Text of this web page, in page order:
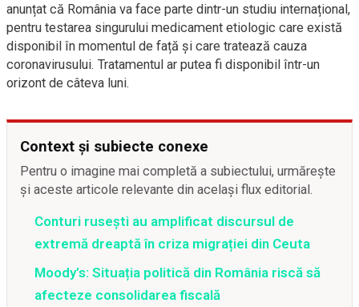
anunțat că România va face parte dintr-un studiu internațional,
pentru testarea singurului medicament etiologic care există
disponibil în momentul de față și care tratează cauza
coronavirusului. Tratamentul ar putea fi disponibil într-un
orizont de câteva luni.
Context și subiecte conexe
Pentru o imagine mai completă a subiectului, urmărește
și aceste articole relevante din același flux editorial.
Conturi rusești au amplificat discursul de
extremă dreaptă în criza migrației din Ceuta
Moody’s: Situația politică din România riscă să
afecteze consolidarea fiscală